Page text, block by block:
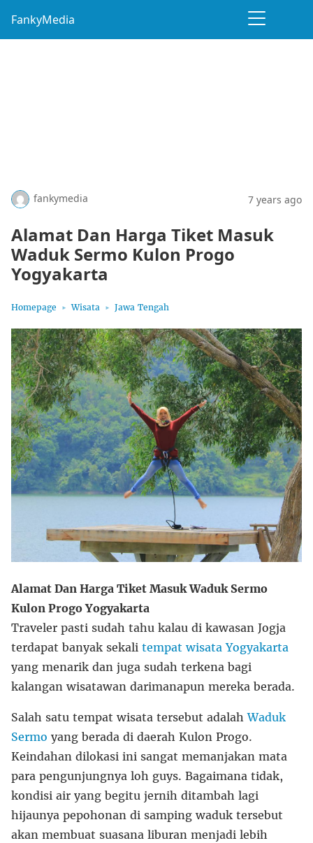
FankyMedia
fankymedia 7 years ago
Alamat Dan Harga Tiket Masuk
Waduk Sermo Kulon Progo
Yogyakarta
Homepage Wisata Jawa Tengah
Alamat Dan Harga Tiket Masuk Waduk Sermo
Kulon Progo Yogyakarta
Traveler pasti sudah tahu kalau di kawasan Jogja
terdapat banyak sekali tempat wisata Yogyakarta
yang menarik dan juga sudah terkena bagi
kalangan wisatawan darimanapun mereka berada.
Salah satu tempat wisata tersebut adalahWaduk
Sermo yang berada di daerah Kulon Progo.
Keindahan dilokasi ini sangat memanjakan mata
para pengunjungnya loh guys. Bagaimana tidak,
kondisi air yang begitu jernih ditambah lagi
hijaunya pepohonan di samping waduk tersebut
akan membuat suasana liburan menjadi lebih